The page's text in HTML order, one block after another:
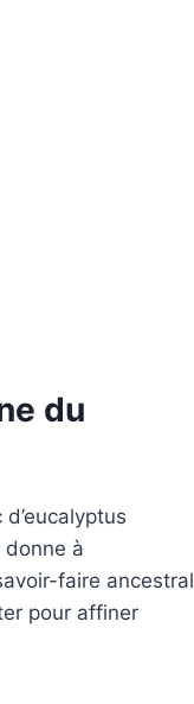
du
à
faire ancestral
pour affiner